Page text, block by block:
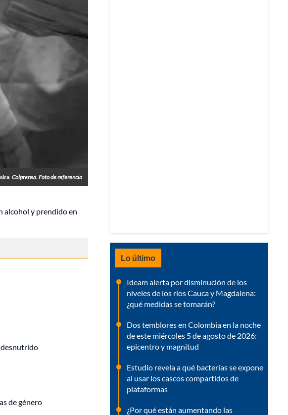
Colprensa. Foto de referencia
alcohol y prendido en
de género
Lo último
Ideam alerta por disminución de los
niveles de los ríos Cauca y Magdalena:
¿qué medidas se tomarán?
Dos temblores en Colombia en la noche
de este miércoles 5 de agosto de 2026:
epicentro y magnitud
Estudio revela a qué bacterias se expone
al usar los cascos compartidos de
plataformas
¿Por qué están aumentando las